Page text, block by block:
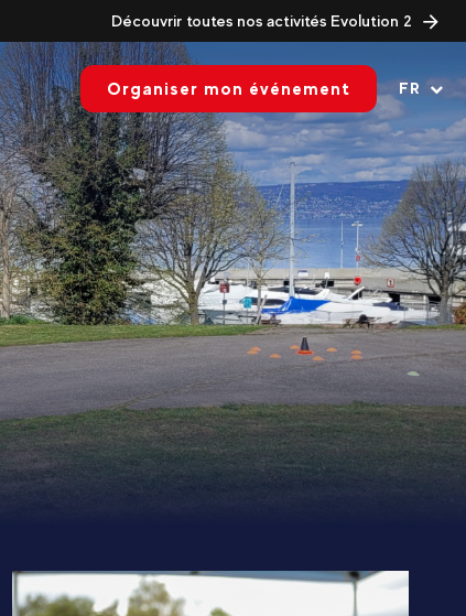
Découvrir toutes nos activités Evolution 2
Organiser mon événement FR